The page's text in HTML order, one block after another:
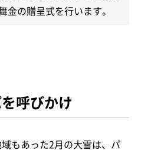
金の贈呈式を行います。
呼びかけ
もあった2月の大雪は、パ